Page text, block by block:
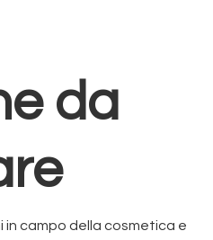
da
in campo della cosmetica e